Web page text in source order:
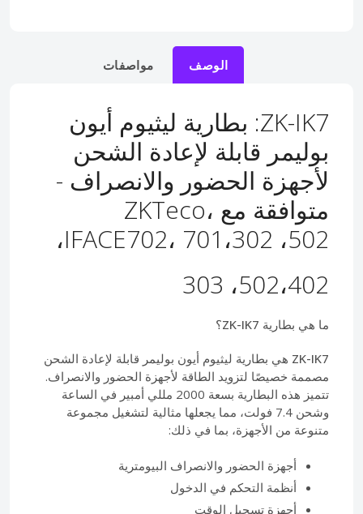
الوصف مواصفات
ZK-IK7: بطارية ليثيوم أيون
بوليمر قابلة لإعادة الشحن
لأجهزة الحضور والانصراف -
متوافقة مع ZKTeco،
IFACE702، 701،302 ،502،
502،402، 303
ما هي بطارية ZK-IK7؟
ZK-IK7 هي بطارية ليثيوم أيون بوليمر قابلة لإعادة الشحن
مصممة خصيصًا لتزويد الطاقة لأجهزة الحضور والانصراف.
تتميز هذه البطارية بسعة 2000 مللي أمبير في الساعة
وشحن 7.4 فولت، مما يجعلها مثالية لتشغيل مجموعة
متنوعة من الأجهزة، بما في ذلك:
أجهزة الحضور والانصراف البيومترية
أنظمة التحكم في الدخول
أجهزة تسجيل الوقت